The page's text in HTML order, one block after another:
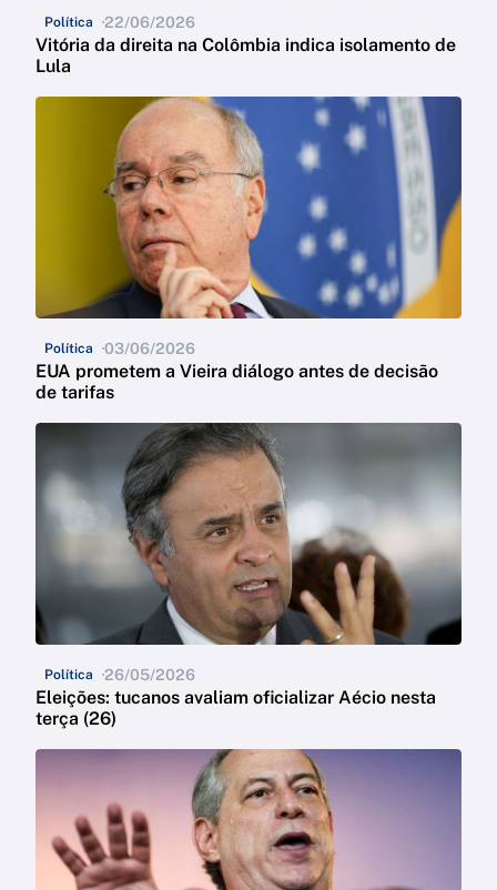
Política 22/06/2026
Vitória da direita na Colômbia indica isolamento de
Lula
Política 03/06/2026
EUA prometem a Vieira diálogo antes de decisão
de tarifas
Política 26/05/2026
Eleições: tucanos avaliam oficializar Aécio nesta
terça (26)